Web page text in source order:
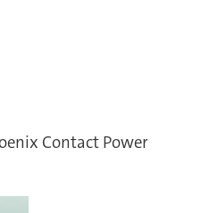
Contact Power